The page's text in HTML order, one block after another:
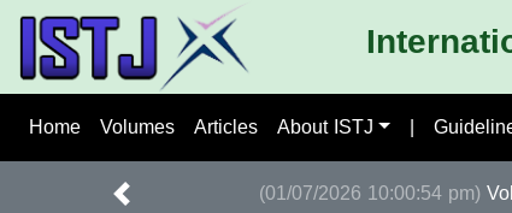
Home Volumes Articles About ISTJ |
(01/07/2026 10:00:54 pm)